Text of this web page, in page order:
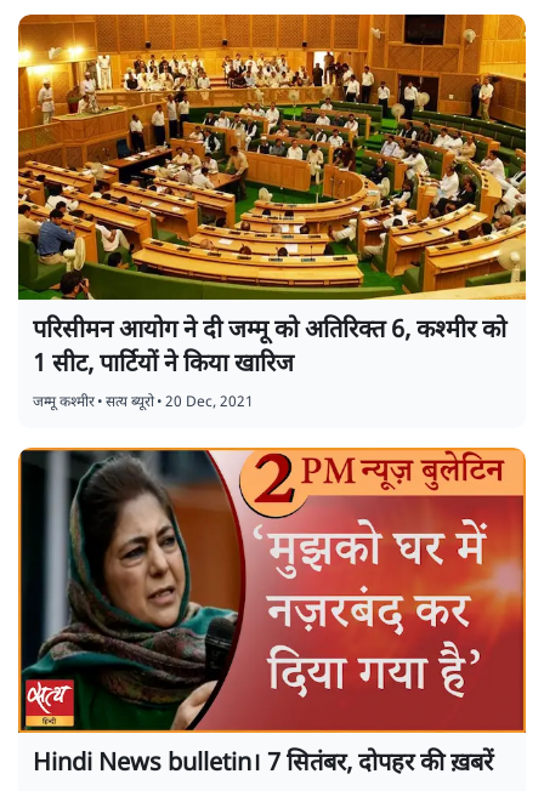
परिसीमन आयोग ने दी जम्मू को अतिरिक्त 6, कश्मीर को
1 सीट, पार्टियों ने किया खारिज
जम्मू कश्मीर•सत्य ब्यूरो•20 Dec, 2021
Hindi News bulletin। 7 सितंबर, दोपहर की ख़बरें